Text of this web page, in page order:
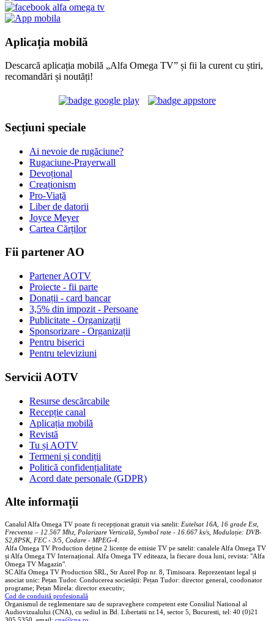
Aplicația mobilă
Descarcă aplicația mobilă „Alfa Omega TV” și fii la curent cu știri,
recomandări și noutăți!
Secțiuni speciale
Ai nevoie de rugăciune?
Rugaciune-Prayerwall
Devoțional
Creaționism
Pro-Viață
Liber de datorii
Joyce Meyer
Cartea Cărților
Fii partener AO
Partener AOTV
Proiecte - fii parte
Donații - card bancar
3,5% din impozit - Persoane
Publicitate - Organizații
Sponsorizare - Organizații
Pentru biserici
Pentru televiziuni
Servicii AOTV
Resurse descărcabile
Recepție canal
Aplicația mobilă
Revistă
Tu și AOTV
Termeni și condiții
Politică confidențialitate
Acord date personale (GDPR)
Alte informații
Canalul Alfa Omega TV poate fi recepționat gratuit via satelit: Eutelsat 16A, 16 grade Est,
Frecventa – 12.567 Mhz, Polarizare Verticală, Symbol rate - 16.667 ks/s, Modulație: DVB-
S2,8PSK, FEC - 3/5, Codare - MPEG-4
Alfa Omega TV Production deține 2 licențe de emisie TV pe satelit: canalele Alfa Omega TV
și Alfa Omega TV Internațional. Alfa Omega TV editeaza, la fiecare doua luni, revista: "Alfa
Omega TV Magazin".
SC Alfa Omega TV Production SRL, Str Aurel Pop nr. 8, Timisoara. Reprezentant legal și
asociat unic: Pețan Tudor. Conducerea societății: Pețan Tudor: director general, coodonator
programe; Pețan Mirela: director executiv;
Cod de conduită profesională
Organismul de reglementare sau de supraveghere competent este Consiliul National al
Audiovizualului (CNA), cu sediul in Bd. Libertatii nr.14, sector 5, Bucuresti, tel: 40 (0)21